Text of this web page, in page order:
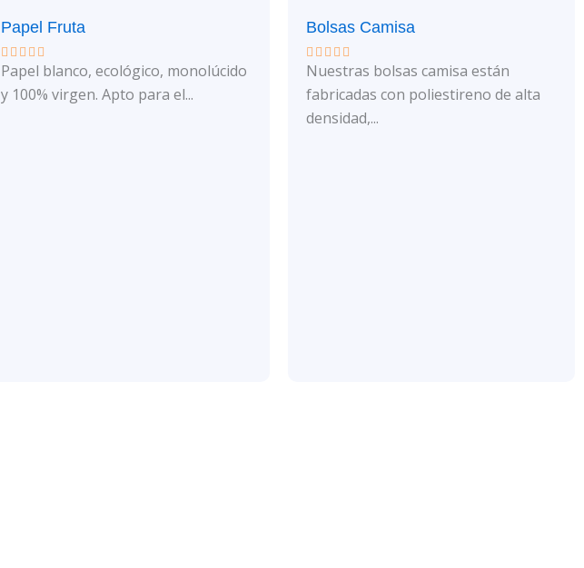
Papel Fruta
Valorado
con
0
Papel blanco, ecológico, monolúcido
y 100% virgen. Apto para el...
Bolsas Camisa
Valorado
0
5
Nuestras bolsas camisa están
fabricadas con poliestireno de alta
densidad,...